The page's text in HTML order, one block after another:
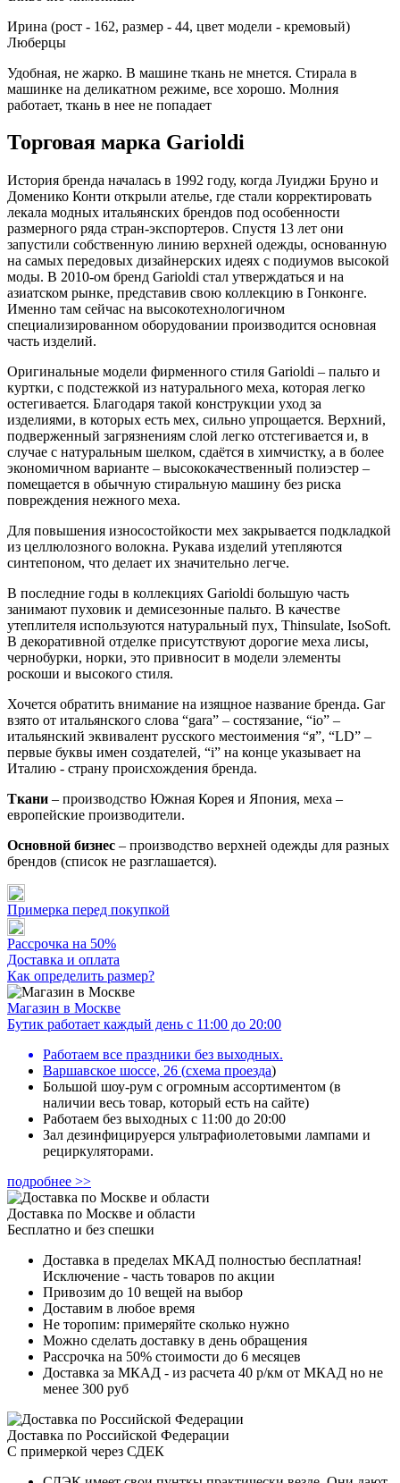
Ирина (рост - 162, размер - 44, цвет модели - кремовый)
Люберцы
Удобная, не жарко. В машине ткань не мнется. Стирала в
машинке на деликатном режиме, все хорошо. Молния
работает, ткань в нее не попадает
Торговая марка Garioldi
История бренда началась в 1992 году, когда Луиджи Бруно и
Доменико Конти открыли ателье, где стали корректировать
лекала модных итальянских брендов под особенности
размерного ряда стран-экспортеров. Спустя 13 лет они
запустили собственную линию верхней одежды, основанную
на самых передовых дизайнерских идеях с подиумов высокой
моды. В 2010-ом бренд Garioldi стал утверждаться и на
азиатском рынке, представив свою коллекцию в Гонконге.
Именно там сейчас на высокотехнологичном
специализированном оборудовании производится основная
часть изделий.
Оригинальные модели фирменного стиля Garioldi – пальто и
куртки, c подстежкой из натурального меха, которая легко
остегивается. Благодаря такой конструкции уход за
изделиями, в которых есть мех, сильно упрощается. Верхний,
подверженный загрязнениям слой легко отстегивается и, в
случае с натуральным шелком, сдаётся в химчистку, а в более
экономичном варианте – высококачественный полиэстер –
помещается в обычную стиральную машину без риска
повреждения нежного меха.
Для повышения износостойкости мех закрывается подкладкой
из целлюлозного волокна. Рукава изделий утепляются
синтепоном, что делает их значительно легче.
В последние годы в коллекциях Garioldi большую часть
занимают пуховик и демисезонные пальто. В качестве
утеплителя используются натуральный пух, Thinsulate, IsoSoft.
В декоративной отделке присутствуют дорогие меха лисы,
чернобурки, норки, это привносит в модели элементы
роскоши и высокого стиля.
Хочется обратить внимание на изящное название бренда. Gar
взято от итальянского слова “gara” – состязание, “io” –
итальянский эквивалент русского местоимения “я”, “LD” –
первые буквы имен создателей, “i” на конце указывает на
Италию - страну происхождения бренда.
Ткани – производство Южная Корея и Япония, меха –
европейские производители.
Основной бизнес – производство верхней одежды для разных
брендов (список не разглашается).
Примерка перед покупкой
Рассрочка на 50%
Доставка и оплата
Как определить размер?
Магазин в Москве
Бутик работает каждый день с 11:00 до 20:00
Работаем все праздники без выходных.
Варшавское шоссе, 26 (схема проезда)
Большой шоу-рум с огромным ассортиментом (в
наличии весь товар, который есть на сайте)
Работаем без выходных с 11:00 до 20:00
Зал дезинфицируерся ультрафиолетовыми лампами и
рециркуляторами.
подробнее >>
Доставка по Москве и области
Бесплатно и без спешки
Доставка в пределах МКАД полностью бесплатная!
Исключение - часть товаров по акции
Привозим до 10 вещей на выбор
Доставим в любое время
Не торопим: примеряйте сколько нужно
Можно сделать доставку в день обращения
Рассрочка на 50% стоимости до 6 месяцев
Доставка за МКАД - из расчета 40 р/км от МКАД но не
менее 300 руб
Доставка по Российской Федерации
С примеркой через СДЕК